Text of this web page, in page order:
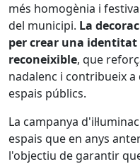
més homogènia i
del municipi. La
per crear una
reconeixible, que
nadalenc i contribueix
espais públics.
La campanya
espais que en anys
l'objectiu de garantir